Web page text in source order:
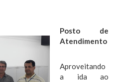
Posto de
Atendimento
Aproveitando
a ida ao